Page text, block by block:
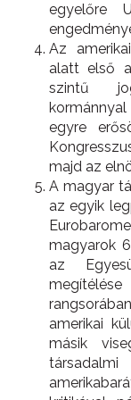
egyelőre
Az
alatt első
szintű
egyre
majd az
A magyar
az egyik
magyarok
az
amerikai
másik